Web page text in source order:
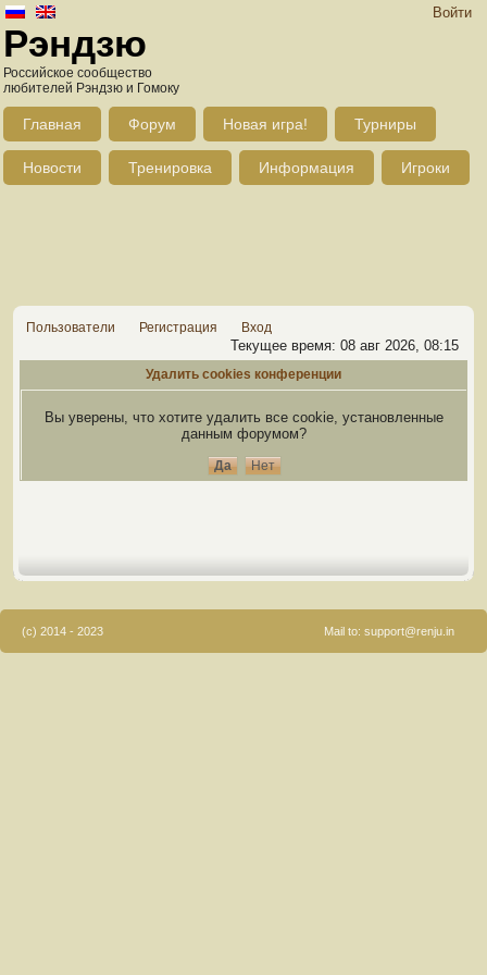
Войти
Рэндзю
Российское сообщество
любителей Рэндзю и Гомоку
Главная Форум Новая игра! Турниры
Новости Тренировка Информация Игроки
Пользователи Регистрация Вход
Текущее время: 08 авг 2026, 08:15
Удалить cookies конференции
Вы уверены, что хотите удалить все cookie, установленные
данным форумом?
(c) 2014 - 2023 Mail to: support@renju.in